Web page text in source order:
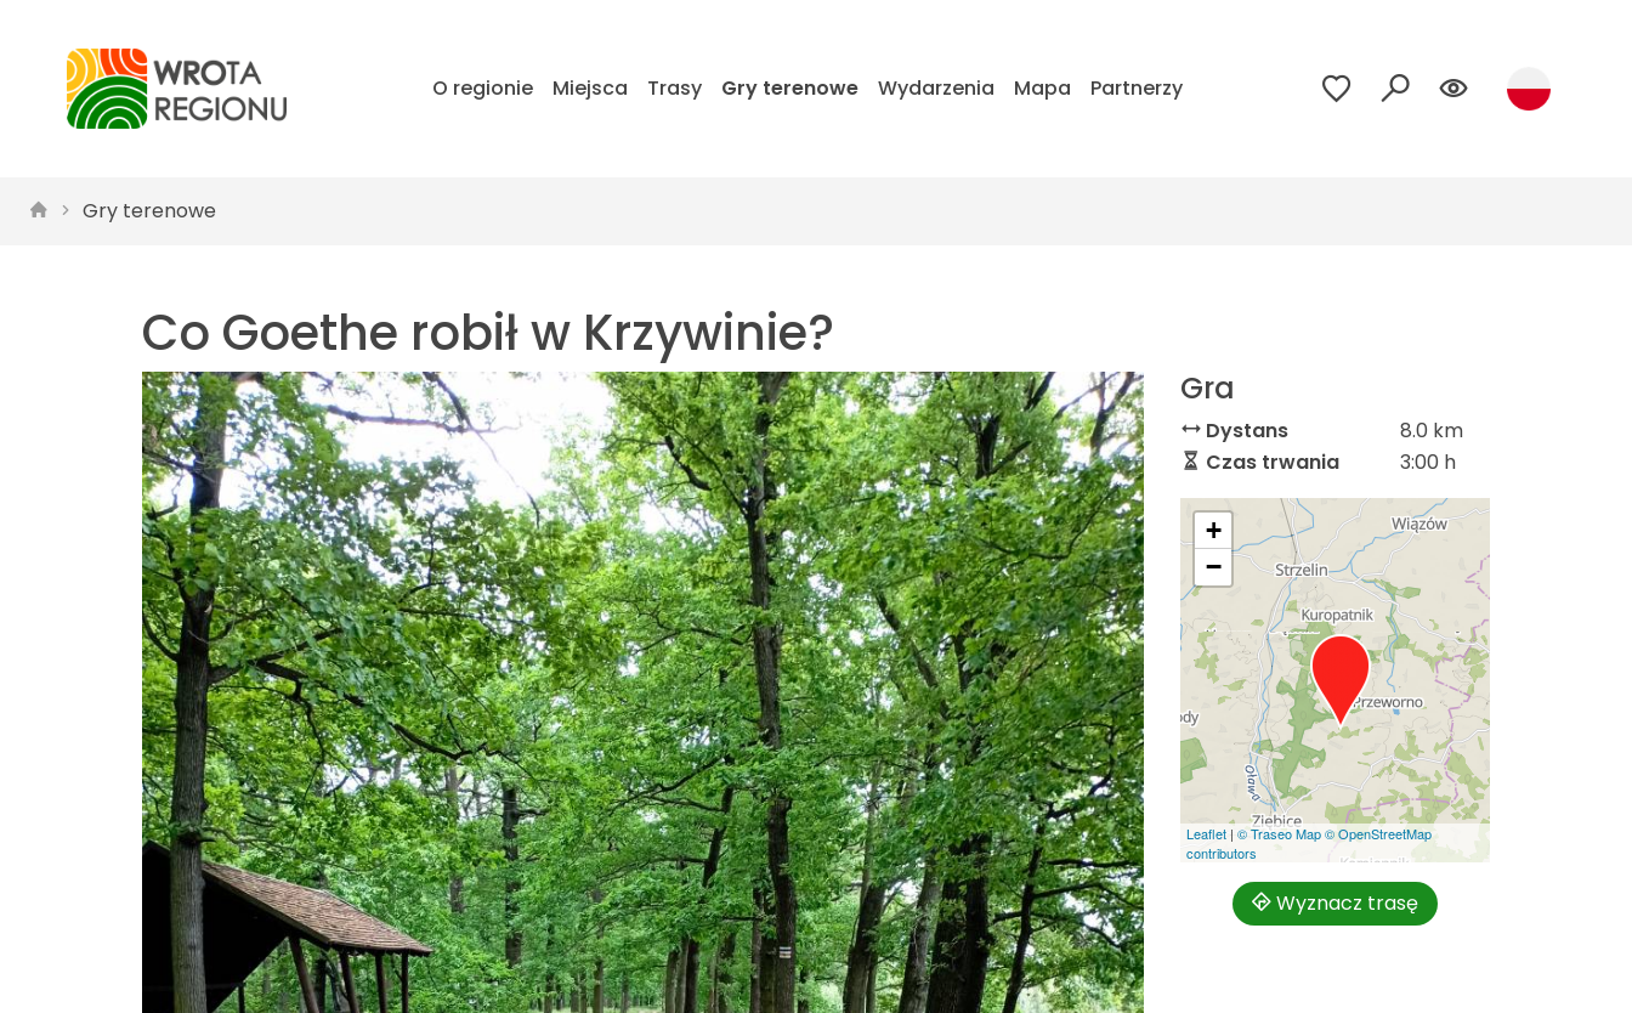
O regionie Miejsca Trasy Gry terenowe Wydarzenia Mapa Partnerzy
Gry terenowe
Co Goethe robił w Krzywinie?
Gra
Dystans
8.0 km
Czas trwania
3:00 h
+
−
Leaflet| © Traseo Map© OpenStreetMap
contributors
Wyznacz trasę